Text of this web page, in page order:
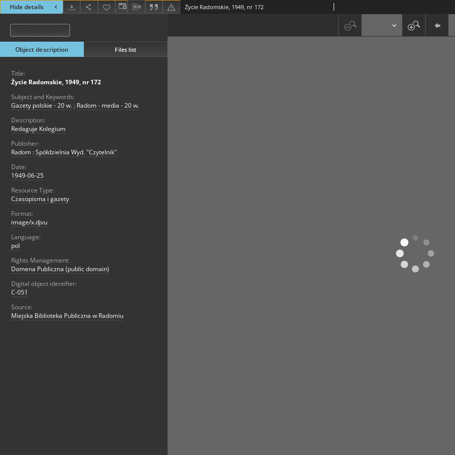
Hide details Życie Radomskie, 1949, nr 172
Object description Files list
Title:
Życie Radomskie, 1949, nr 172
Subject and Keywords:
Gazety polskie - 20 w. ; Radom - media - 20 w.
Description:
Redaguje Kolegium
Publisher:
Radom : Spółdzielnia Wyd. "Czytelnik"
Date:
1949-06-25
Resource Type:
Czasopisma i gazety
Format:
image/x.djvu
Language:
pol
Rights Management:
Domena Publiczna (public domain)
Digital object identifier:
C-051
Source:
Miejska Biblioteka Publiczna w Radomiu